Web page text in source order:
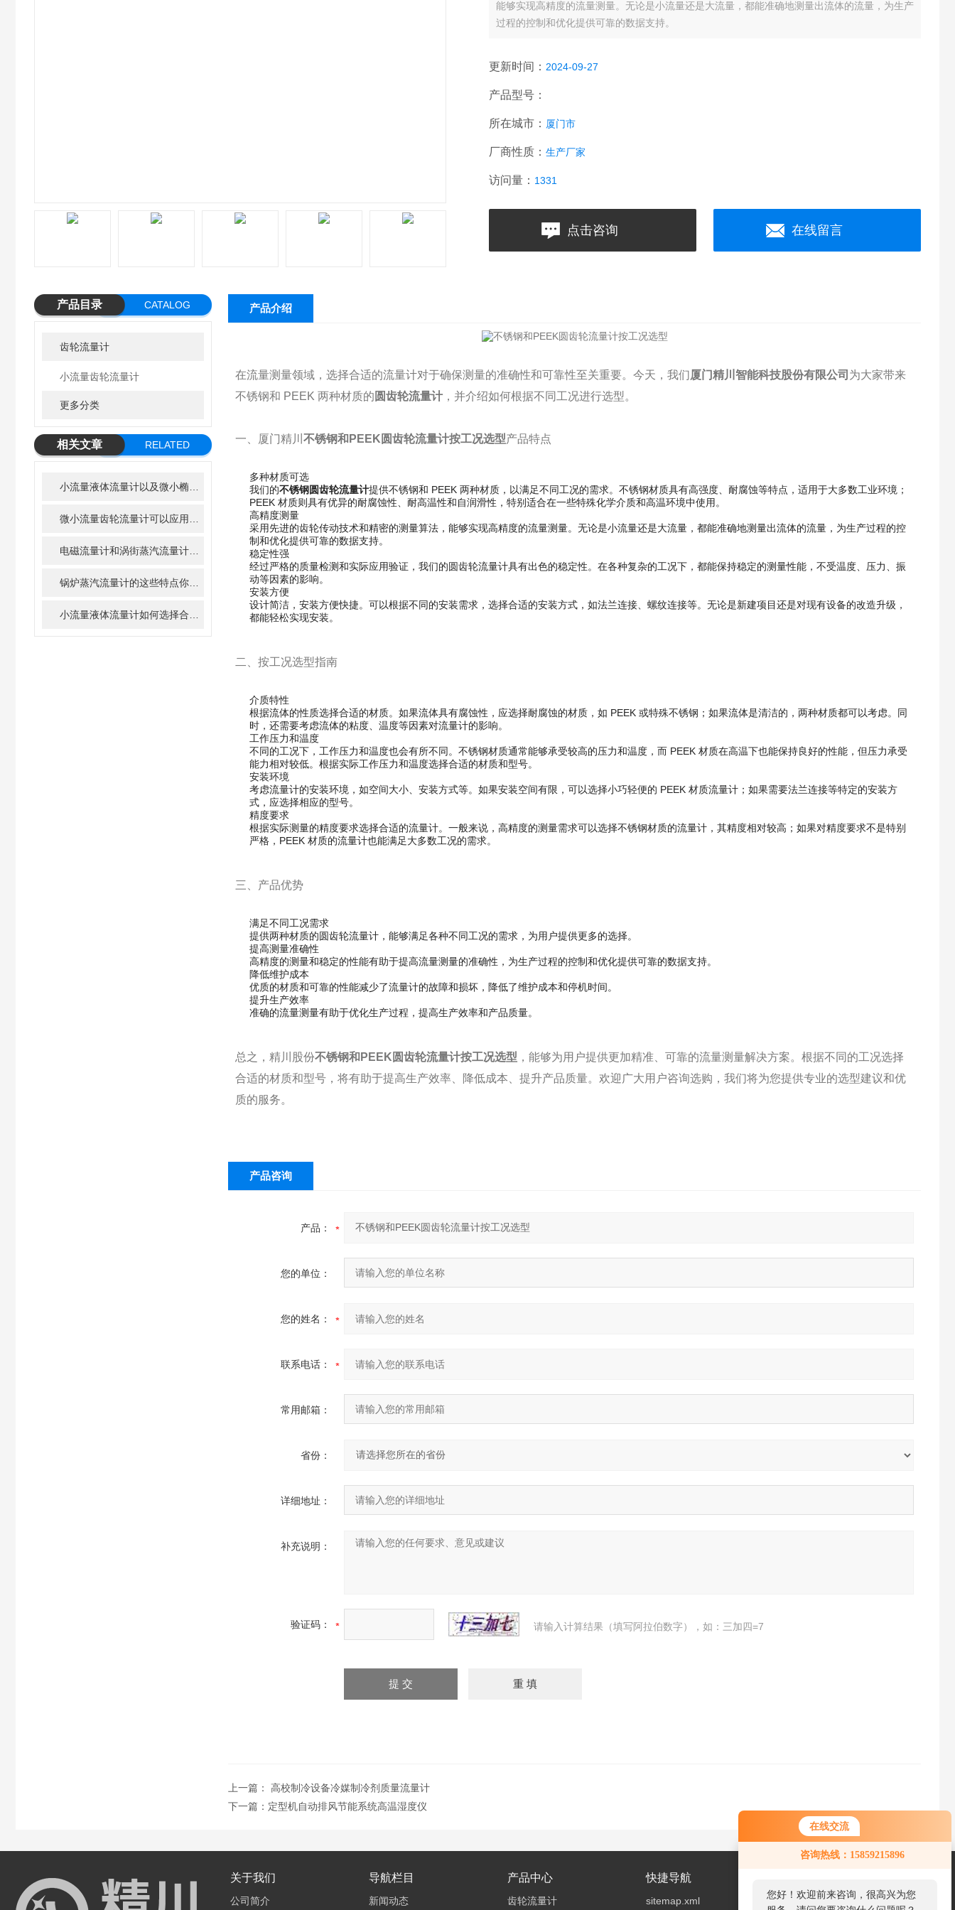
在线交流
咨询热线：15859215896
您好！欢迎前来咨询，很高兴为您
服务，请问您要咨询什么问题呢？
您好，看您停留很久了，是否找到
能够实现高精度的流量测量。无论是小流量还是大流量，都能准确地测量出流体的流量，为生产
过程的控制和优化提供可靠的数据支持。
更新时间： 2024-09-27
产品型号：
所在城市： 厦门市
厂商性质： 生产厂家
访问量： 1331
点击咨询 在线留言
产品目录 CATALOG
齿轮流量计
小流量齿轮流量计
更多分类
相关文章
RELATED
产品介绍
在流量测量领域，选择合适的流量计对于确保测量的准确性和可靠性至关重要。今天，我们厦门精川智能科技股份有限公司 为大家带来
不锈钢和 PEEK 两种材质的 圆齿轮流量计 ，并介绍如何根据不同工况进行选型。
一、厦门精川 不锈钢和PEEK圆齿轮流量计按工况选型产品特点
多种材质可选
我们的不锈钢圆齿轮流量计提供不锈钢和 PEEK 两种材质，以满足不同工况的需求。不锈钢材质具有高强度、耐腐蚀等特点，适用于大多数工业环境；
PEEK 材质则具有优异的耐腐蚀性、耐高温性和自润滑性，特别适合在一些特殊化学介质和高温环境中使用。
高精度测量
采用先进的齿轮传动技术和精密的测量算法，能够实现高精度的流量测量。无论是小流量还是大流量，都能准确地测量出流体的流量，为生产过程的控
制和优化提供可靠的数据支持。
稳定性强
经过严格的质量检测和实际应用验证，我们的圆齿轮流量计具有出色的稳定性。在各种复杂的工况下，都能保持稳定的测量性能，不受温度、压力、振
动等因素的影响。
安装方便
设计简洁，安装方便快捷。可以根据不同的安装需求，选择合适的安装方式，如法兰连接、螺纹连接等。无论是新建项目还是对现有设备的改造升级，
都能轻松实现安装。
二、按工况选型指南
介质特性
根据流体的性质选择合适的材质。如果流体具有腐蚀性，应选择耐腐蚀的材质，如 PEEK 或特殊不锈钢；如果流体是清洁的，两种材质都可以考虑。同
时，还需要考虑流体的粘度、温度等因素对流量计的影响。
工作压力和温度
不同的工况下，工作压力和温度也会有所不同。不锈钢材质通常能够承受较高的压力和温度，而 PEEK 材质在高温下也能保持良好的性能，但压力承受
能力相对较低。根据实际工作压力和温度选择合适的材质和型号。
安装环境
考虑流量计的安装环境，如空间大小、安装方式等。如果安装空间有限，可以选择小巧轻便的 PEEK 材质流量计；如果需要法兰连接等特定的安装方
式，应选择相应的型号。
精度要求
根据实际测量的精度要求选择合适的流量计。一般来说，高精度的测量需求可以选择不锈钢材质的流量计，其精度相对较高；如果对精度要求不是特别
严格，PEEK 材质的流量计也能满足大多数工况的需求。
三、产品优势
满足不同工况需求
提供两种材质的圆齿轮流量计，能够满足各种不同工况的需求，为用户提供更多的选择。
提高测量准确性
高精度的测量和稳定的性能有助于提高流量测量的准确性，为生产过程的控制和优化提供可靠的数据支持。
降低维护成本
优质的材质和可靠的性能减少了流量计的故障和损坏，降低了维护成本和停机时间。
提升生产效率
准确的流量测量有助于优化生产过程，提高生产效率和产品质量。
总之，精川股份不锈钢和PEEK圆齿轮流量计按工况选型 ，能够为用户提供更加精准、可靠的流量测量解决方案。根据不同的工况选择
合适的材质和型号，将有助于提高生产效率、降低成本、提升产品质量。欢迎广大用户咨询选购，我们将为您提供专业的选型建议和优
质的服务。
产品咨询
产品：
您的单位：
您的姓名：
联系电话：
常用邮箱：
省份：
详细地址：
补充说明：
验证码： 请输入计算结果（填写阿拉伯数字），如：三加四=7
上一篇： 高校制冷设备冷媒制冷剂质量流量计
下一篇： 定型机自动排风节能系统高温湿度仪
关于我们
公司简介
导航栏目
新闻动态
产品中心
齿轮流量计
快捷导航
sitemap.xml